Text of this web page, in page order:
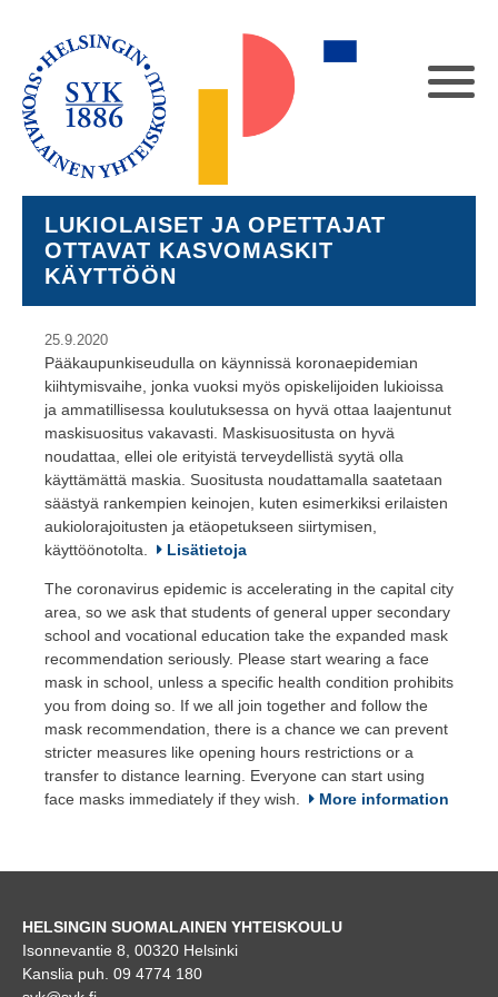
LUKIOLAISET JA OPETTAJAT
OTTAVAT KASVOMASKIT
KÄYTTÖÖN
25.9.2020
Pääkaupunkiseudulla on käynnissä koronaepidemian
kiihtymisvaihe, jonka vuoksi myös opiskelijoiden lukioissa
ja ammatillisessa koulutuksessa on hyvä ottaa laajentunut
maskisuositus vakavasti. Maskisuositusta on hyvä
noudattaa, ellei ole erityistä terveydellistä syytä olla
käyttämättä maskia. Suositusta noudattamalla saatetaan
säästyä rankempien keinojen, kuten esimerkiksi erilaisten
aukiolorajoitusten ja etäopetukseen siirtymisen,
käyttöönotolta.
Lisätietoja
The coronavirus epidemic is accelerating in the capital city
area, so we ask that students of general upper secondary
school and vocational education take the expanded mask
recommendation seriously. Please start wearing a face
mask in school, unless a specific health condition prohibits
you from doing so. If we all join together and follow the
mask recommendation, there is a chance we can prevent
stricter measures like opening hours restrictions or a
transfer to distance learning. Everyone can start using
face masks immediately if they wish.
More information
HELSINGIN SUOMALAINEN YHTEISKOULU
Isonnevantie 8, 00320 Helsinki
Kanslia puh. 09 4774 180